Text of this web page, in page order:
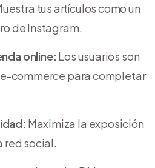
tus artículos como un
de Instagram.
online: Los usuarios son
commerce para completar
Maximiza la exposición
red social.